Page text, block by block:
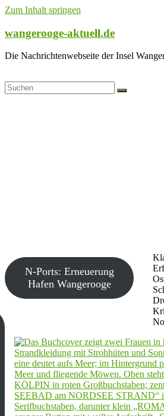
Zum Inhalt springen
wangerooge-aktuell.de
Die Nachrichtenwebseite der Insel
N-Ports: Erneuerung
Hafen Wangerooge